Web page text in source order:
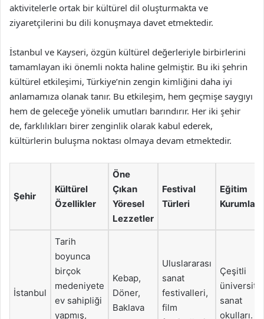
aktivitelerle ortak bir kültürel dil oluşturmakta ve
ziyaretçilerini bu dili konuşmaya davet etmektedir.
İstanbul ve Kayseri, özgün kültürel değerleriyle birbirlerini
tamamlayan iki önemli nokta haline gelmiştir. Bu iki şehrin
kültürel etkileşimi, Türkiye’nin zengin kimliğini daha iyi
anlamamıza olanak tanır. Bu etkileşim, hem geçmişe saygıyı
hem de geleceğe yönelik umutları barındırır. Her iki şehir
de, farklılıkları birer zenginlik olarak kabul ederek,
kültürlerin buluşma noktası olmaya devam etmektedir.
Şehir
Kültürel
Özellikler
Öne
Çıkan
Yöresel
Lezzetler
Festival
Türleri
Eğitim
Kurumları
İstanbul
Tarih
boyunca
birçok
medeniyete
ev sahipliği
yapmış,
Kebap,
Döner,
Baklava
Uluslararası
sanat
festivalleri,
film
Çeşitli
sanat
okulları.